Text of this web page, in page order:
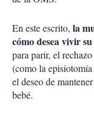
En este escrito, la
cómo desea vivir
para parir, el
(como la
el deseo de
bebé.